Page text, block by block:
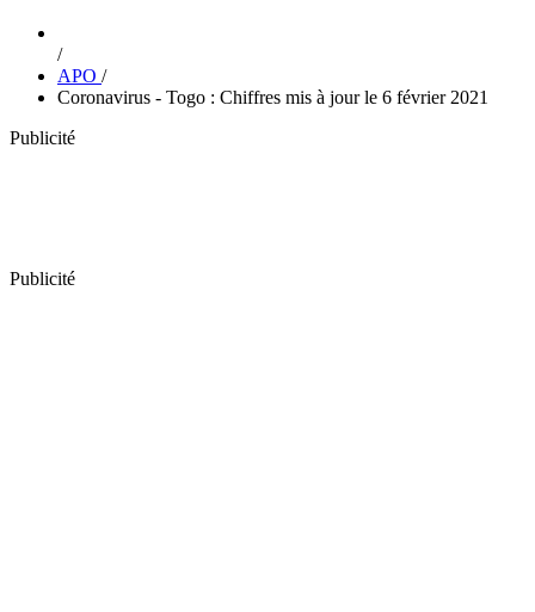
/
APO /
Coronavirus - Togo : Chiffres mis à jour le 6 février 2021
Publicité
Publicité